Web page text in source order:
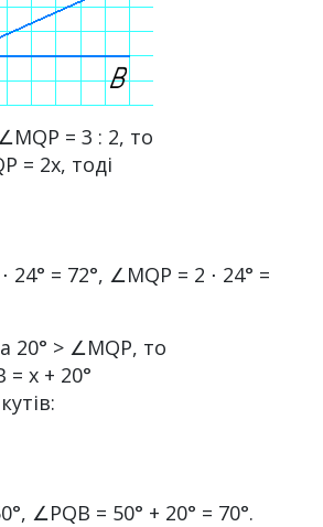
= 3 : 2, то
= 2х, тоді
= 72°, ∠MQP = 2 ⋅ 24° =
20° > ∠MQP, то
х + 20°
∠PQB = 50° + 20° = 70°.